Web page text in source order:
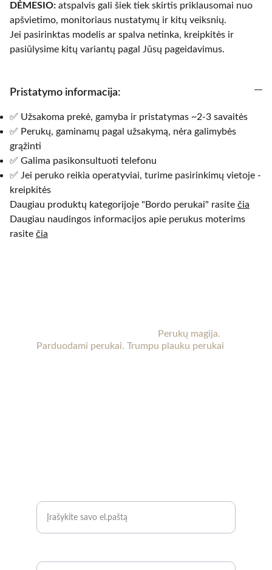
DĖMESIO: atspalvis gali šiek tiek skirtis priklausomai nuo
apšvietimo, monitoriaus nustatymų ir kitų veiksnių.
Jei pasirinktas modelis ar spalva netinka, kreipkitės ir
pasiūlysime kitų variantų pagal Jūsų pageidavimus.
Pristatymo informacija:
✅ Užsakoma prekė, gamyba ir pristatymas ~2-3 savaitės
✅ Perukų, gaminamų pagal užsakymą, nėra galimybės
grąžinti
✅ Galima pasikonsultuoti telefonu
✅ Jei peruko reikia operatyviai, turime pasirinkimų vietoje -
kreipkitės
Daugiau produktų kategorijoje "Bordo perukai" rasite čia
Daugiau naudingos informacijos apie perukus moterims
rasite čia
Perukų magija.
Parduodami perukai. Trumpu plauku perukai